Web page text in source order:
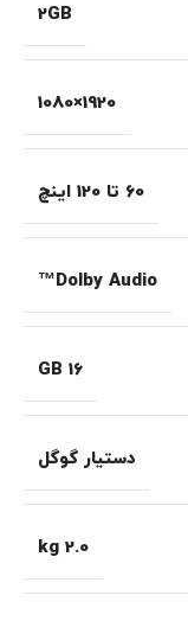
2GB
1920×1080
60 تا 120 اینچ
Dolby Audio™
16 GB
دستیار گوگل
2.0 kg